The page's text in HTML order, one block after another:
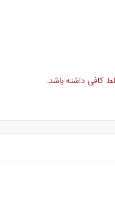
کافی داشته باشد.